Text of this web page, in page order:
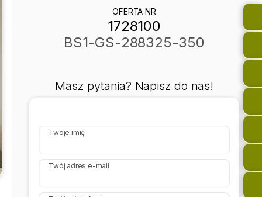
OFERTA NR
1728100
BS1-GS-288325-350
Masz pytania? Napisz do nas!
Twoje imię
Twój adres e-mail